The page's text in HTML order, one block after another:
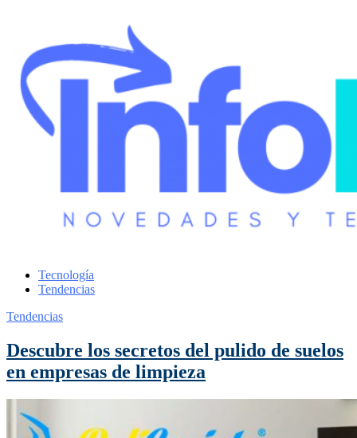
Tecnología
Tendencias
Tendencias
Descubre los secretos del pulido de suelos
en empresas de limpieza